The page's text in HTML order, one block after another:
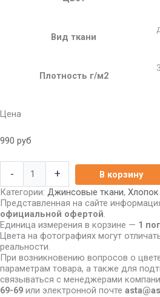
Вид ткани
Плотность г/м2
Цена
990 руб
- +
В корзину
Категории: Джинсовые ткани, Хлопок
Представленная на сайте
официальной офертой.
Единица измерения в корзине — 1
Цвета на фотографиях могут
реальности.
При возникновению вопросов о
параметрам товара, а также для
связываться с менеджерами
69-69 или электронной почте